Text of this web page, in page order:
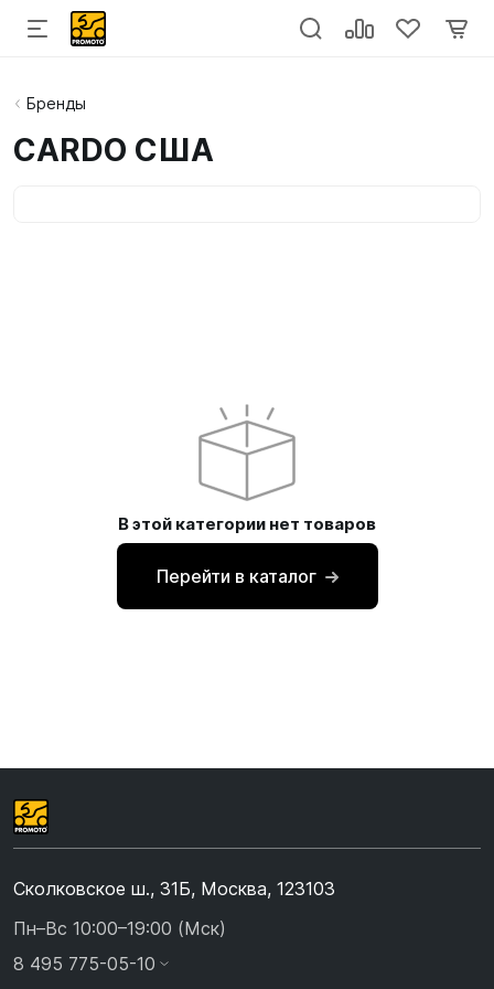
Бренды
CARDO США
В этой категории нет товаров
Перейти в каталог
Сколковское ш., 31Б, Москва, 123103
Пн–Вс 10:00–19:00 (Мск)
8 495 775-05-10